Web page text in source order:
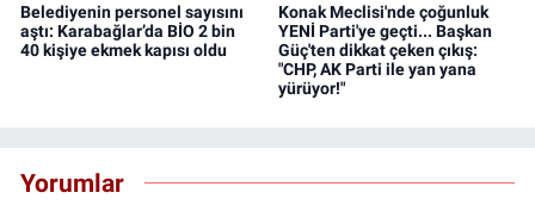
Belediyenin personel sayısını
aştı: Karabağlar’da BİO 2 bin
40 kişiye ekmek kapısı oldu
Konak Meclisi'nde çoğunluk
YENİ Parti'ye geçti... Başkan
Güç'ten dikkat çeken çıkış:
"CHP, AK Parti ile yan yana
yürüyor!"
Yorumlar